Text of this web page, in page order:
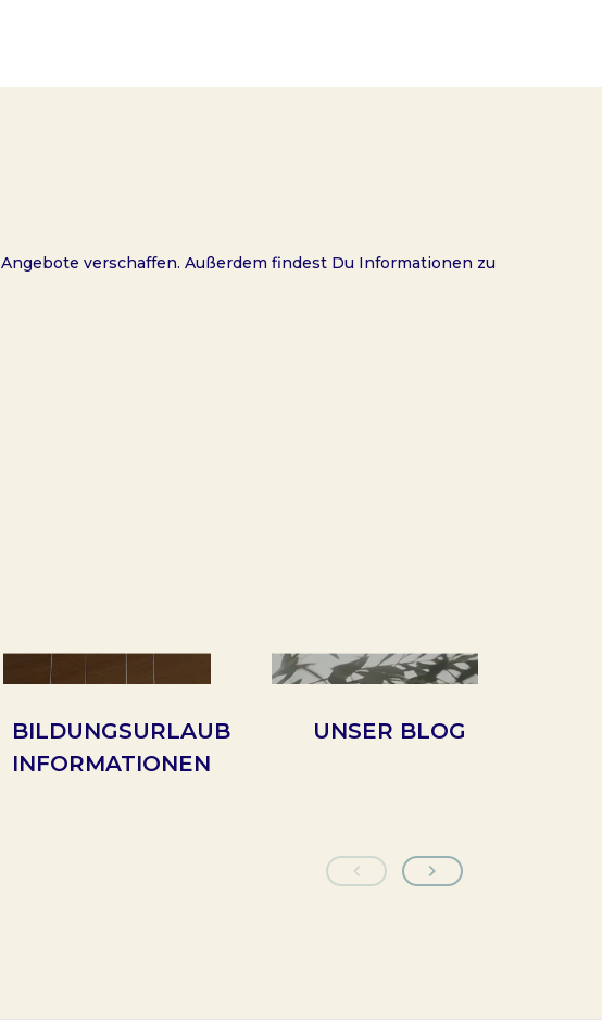
verschaffen. Außerdem findest Du Informationen zu
BILDUNGSURLAUB
INFORMATIONEN
UNSER BLOG